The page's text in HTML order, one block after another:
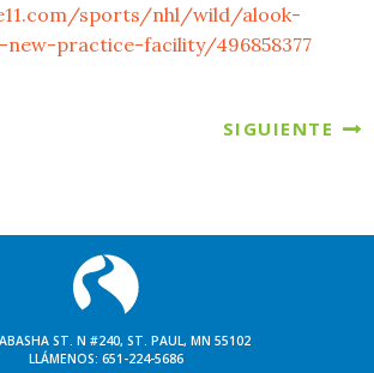
sports/nhl/wild/alook-
practice-facility/496858377
SIGUIENTE
ST. N #240, ST. PAUL, MN 55102
LLÁMENOS: 651-224-5686